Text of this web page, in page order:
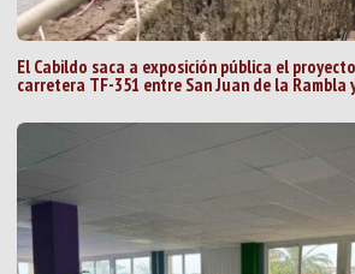
El Cabildo saca a exposición pública el
carretera TF-351 entre San Juan de la Rambla